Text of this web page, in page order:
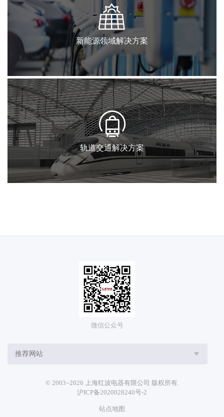
新能源领域解决方案
轨道交通解决方案
微信公众号
推荐网站
© 2003~2026 上海红波电器有限公司 版权所有.
沪ICP备2020028240号-2
站点地图